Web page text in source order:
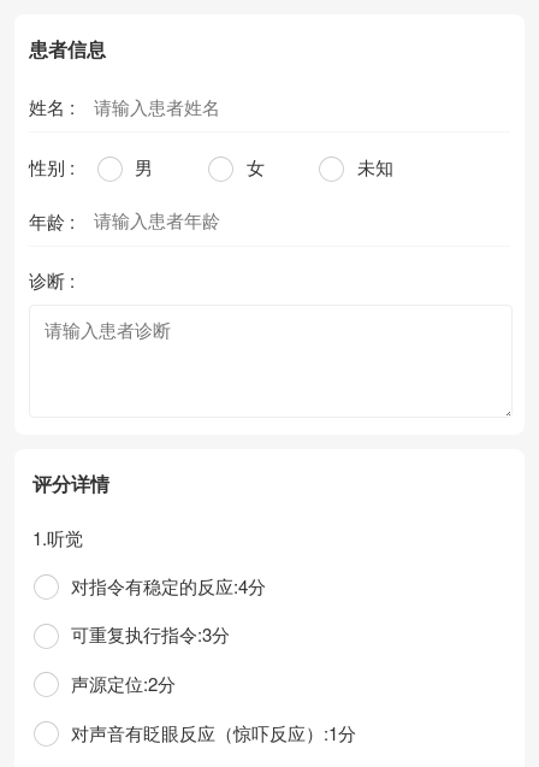
患者信息
姓名 :
性别 : 男 女 未知
年龄 :
诊断 :
评分详情
1.听觉
对指令有稳定的反应:4分
可重复执行指令:3分
声源定位:2分
对声音有眨眼反应（惊吓反应）:1分